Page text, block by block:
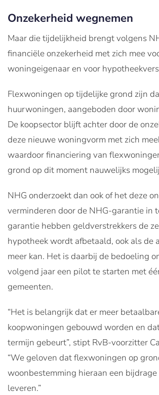
Onzekerheid wegnemen
Maar die tijdelijkheid brengt volgens
financiële onzekerheid met zich mee
woningeigenaar en voor
Flexwoningen op tijdelijke grond zijn
huurwoningen, aangeboden door
De koopsector blijft achter door de
deze nieuwe woningvorm met zich
waardoor financiering van
grond op dit moment nauwelijks
NHG onderzoekt dan ook of het deze
verminderen door de NHG-garantie in
garantie hebben geldverstrekkers de
hypotheek wordt afbetaald, ook als de
meer kan. Het is daarbij de bedoeling
volgend jaar een pilot te starten met
gemeenten.
“Het is belangrijk dat er meer
koopwoningen gebouwd worden en
termijn gebeurt”, stipt RvB-voorzitter
“We geloven dat flexwoningen op
woonbestemming hieraan een bijdrage
leveren.”